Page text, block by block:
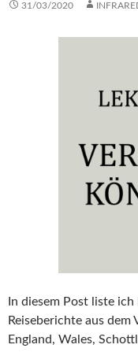
31/03/2020
In diesem Post liste
Reiseberichte aus
England, Wales,